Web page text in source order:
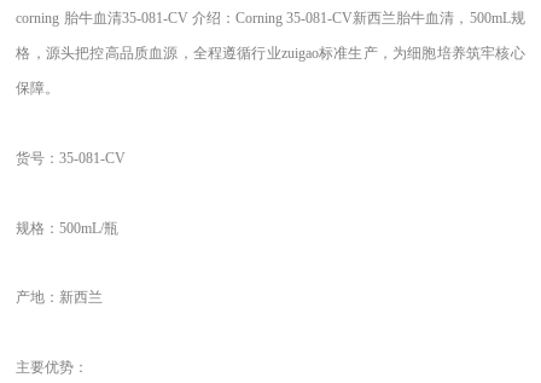
corning 胎牛血清35-081-CV 介绍：Corning 35-081-CV新西兰胎牛血清，500mL规
格，源头把控高品质血源，全程遵循行业zuigao标准生产，为细胞培养筑牢核心
保障。
货号：35-081-CV
规格：500mL/瓶
产地：新西兰
主要优势：